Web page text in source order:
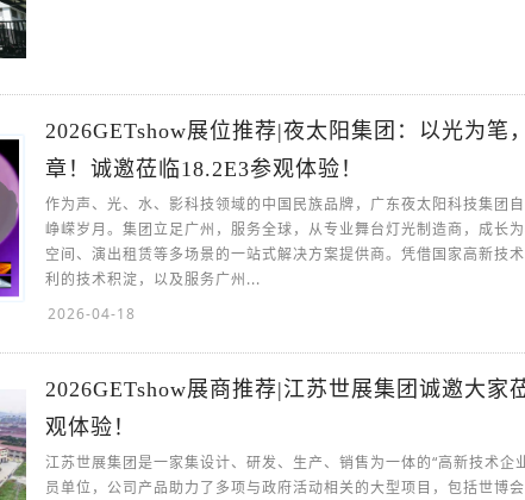
2026GETshow展位推荐|夜太阳集团：以光为笔
章！诚邀莅临18.2E3参观体验！
作为声、光、水、影科技领域的中国民族品牌，广东夜太阳科技集团
峥嵘岁月。集团立足广州，服务全球，从专业舞台灯光制造商，成长
空间、演出租赁等多场景的一站式解决方案提供商。凭借国家高新技
利的技术积淀，以及服务广州...
2026-04-18
2026GETshow展商推荐|江苏世展集团诚邀大家
观体验！
江苏世展集团是一家集设计、研发、生产、销售为一体的“高新技术企
员单位，公司产品助力了多项与政府活动相关的大型项目，包括世博